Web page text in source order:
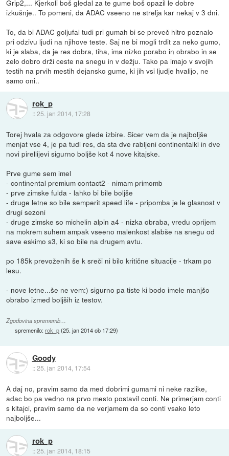
Grip2,... Kjerkoli boš gledal za te gume boš opazil le dobre
izkušnje.. To pomeni, da ADAC vseeno ne strelja kar nekaj v 3 dni.
To, da bi ADAC goljufal tudi pri gumah bi se preveč hitro poznalo
pri odzivu ljudi na njihove teste. Saj ne bi mogli trdit za neko gumo,
ki je slaba, da je res dobra, tiha, ima nizko porabo in obrabo in se
zelo dobro drži ceste na snegu in v dežju. Tako pa imajo v svojih
testih na prvih mestih dejansko gume, ki jih vsi ljudje hvalijo, ne
samo oni..
rok_p
::25. jan 2014, 17:28
Torej hvala za odgovore glede izbire. Sicer vem da je najboljše
menjat vse 4, je pa tudi res, da sta dve rabljeni continentalki in dve
novi pirellijevi sigurno boljše kot 4 nove kitajske.
Prve gume sem imel
- continental premium contact2 - nimam primomb
- prve zimske fulda - lahko bi bile boljše
- druge letne so bile semperit speed life - pripomba je le glasnost v
drugi sezoni
- druge zimske so michelin alpin a4 - nizka obraba, vredu oprijem
na mokrem suhem ampak vseeno malenkost slabše na snegu od
save eskimo s3, ki so bile na drugem avtu.
po 185k prevoženih še k sreči ni bilo kritične situacije - trkam po
lesu.
- nove letne...še ne vem:) sigurno pa tiste ki bodo imele manjšo
obrabo izmed boljših iz testov.
Zgodovina sprememb…
spremenilo:rok_p(25. jan 2014 ob 17:29)
Goody
::25. jan 2014, 17:54
A daj no, pravim samo da med dobrimi gumami ni neke razlike,
adac bo pa vedno na prvo mesto postavil conti. Ne primerjam conti
s kitajci, pravim samo da ne verjamem da so conti vsako leto
najboljše...
rok_p
::25. jan 2014, 18:15